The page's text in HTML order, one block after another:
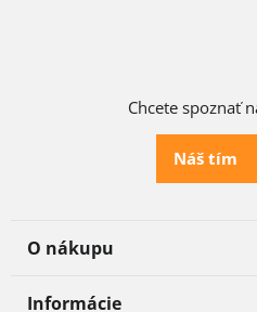
Chcete spoznať
Náš tím
O nákupu
Informácie